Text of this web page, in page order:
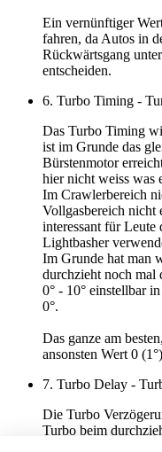
Ein vernünftiger
fahren, da Autos in
Rückwärtsgang
entscheiden.
6. Turbo Timing -
Das Turbo Timing
ist im Grunde das
Bürstenmotor
hier nicht weiss was
Im Crawlerbereich
Vollgasbereich nicht
interessant für Leute
Lightbasher
Im Grunde hat man
durchzieht noch mal
0° - 10° einstellbar
0°.
Das ganze am
ansonsten Wert 0 (1°)
7. Turbo Delay -
Die Turbo
Turbo beim